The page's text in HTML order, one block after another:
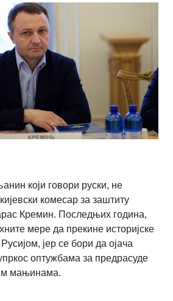
који говори руски, не
кијевски комесар за заштиту
Кремин. Последњих година,
мере да прекине историјске
јер се бори да ојача
оптужбама за предрасуде
мањинама.